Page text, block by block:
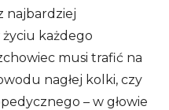
najbardziej
każdego
musi trafić na
nagłej kolki, czy
– w głowie